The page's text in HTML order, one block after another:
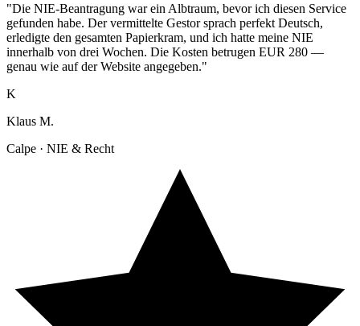
"Die NIE-Beantragung war ein Albtraum, bevor ich diesen Service
gefunden habe. Der vermittelte Gestor sprach perfekt Deutsch,
erledigte den gesamten Papierkram, und ich hatte meine NIE
innerhalb von drei Wochen. Die Kosten betrugen EUR 280 —
genau wie auf der Website angegeben."
K
Klaus M.
Calpe · NIE & Recht